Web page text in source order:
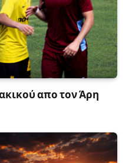
απο τον Άρη